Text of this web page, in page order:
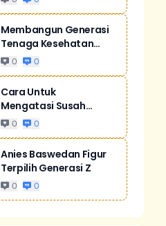
Membangun Generasi
Tenaga Kesehatan
Unggul Dan Men...
0 0
Cara Untuk
Mengatasi Susah
Tidur Akibat Stres
0 0
Anies Baswedan Figur
Terpilih Generasi Z
0 0